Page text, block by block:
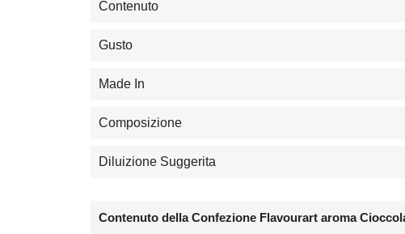
Contenuto
Gusto
Made In
Composizione
Diluizione Suggerita
Contenuto della Confezione Flavourart aroma